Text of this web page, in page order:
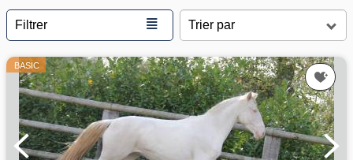
Filtrer ≣
BASIC